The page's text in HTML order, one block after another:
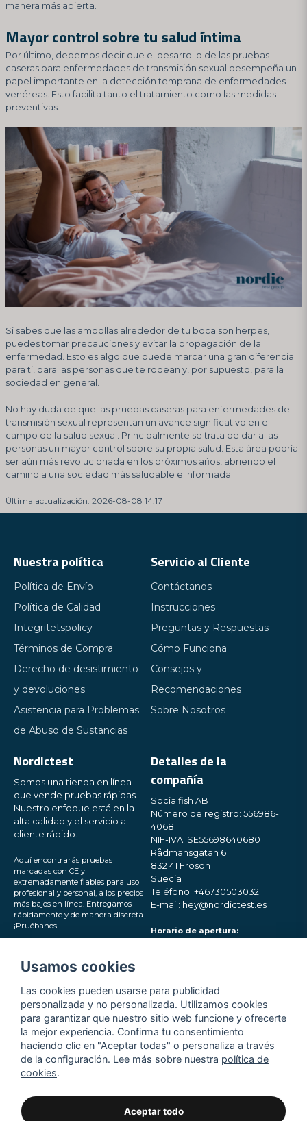
manera más abierta.
Mayor control sobre tu salud íntima
Por último, debemos decir que el desarrollo de las pruebas
caseras para enfermedades de transmisión sexual desempeña un
papel importante en la detección temprana de enfermedades
venéreas. Esto facilita tanto el tratamiento como las medidas
preventivas.
Si sabes que las ampollas alrededor de tu boca son herpes,
puedes tomar precauciones y evitar la propagación de la
enfermedad. Esto es algo que puede marcar una gran diferencia
para ti, para las personas que te rodean y, por supuesto, para la
sociedad en general.
No hay duda de que las pruebas caseras para enfermedades de
transmisión sexual representan un avance significativo en el
campo de la salud sexual. Principalmente se trata de dar a las
personas un mayor control sobre su propia salud. Esta área podría
ser aún más revolucionada en los próximos años, abriendo el
camino a una sociedad más saludable e informada.
Última actualización: 2026-08-08 14:17
Nuestra política
Política de Envío
Política de Calidad
Integritetspolicy
Términos de Compra
Derecho de desistimiento
y devoluciones
Asistencia para Problemas
de Abuso de Sustancias
Servicio al Cliente
Contáctanos
Instrucciones
Preguntas y Respuestas
Cómo Funciona
Consejos y
Recomendaciones
Sobre Nosotros
Nordictest
Somos una tienda en línea
que vende pruebas rápidas.
Nuestro enfoque está en la
alta calidad y el servicio al
cliente rápido.
Aquí encontrarás pruebas
marcadas con CE y
extremadamente fiables para uso
profesional y personal, a los precios
más bajos en línea. Entregamos
rápidamente y de manera discreta.
¡Pruébanos!
sociales
Detalles de la
compañía
Socialfish AB
Número de registro: 556986-
4068
NIF-IVA: SE556986406801
Rådmansgatan 6
832 41 Frösön
Suecia
Teléfono: +46730503032
E-mail: hey@nordictest.es
Horario de apertura:
Usamos cookies
Las cookies pueden usarse para publicidad
personalizada y no personalizada. Utilizamos cookies
para garantizar que nuestro sitio web funcione y ofrecerte
la mejor experiencia. Confirma tu consentimiento
haciendo clic en "Aceptar todas" o personaliza a través
de la configuración. Lee más sobre nuestra política de
cookies.
Aceptar todo